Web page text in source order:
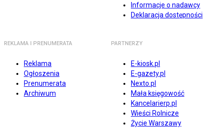
Informacje o nadawcy
Deklaracja dostępności
REKLAMA I PRENUMERATA
Reklama
Ogłoszenia
Prenumerata
Archiwum
PARTNERZY
E-kiosk.pl
E-gazety.pl
Nexto.pl
Mała księgowość
Kancelarierp.pl
Wieści Rolnicze
Życie Warszawy